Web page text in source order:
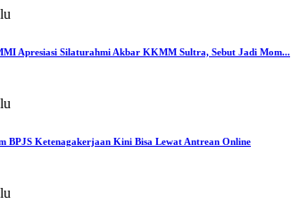
Apresiasi Silaturahmi Akbar KKMM Sultra, Sebut Jadi Mom...
BPJS Ketenagakerjaan Kini Bisa Lewat Antrean Online